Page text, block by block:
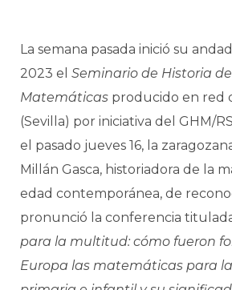
La semana pasada inició su
2023 el Seminario de Historia
Matemáticas producido en red
(Sevilla) por iniciativa del GHM/
el pasado jueves 16, la
Millán Gasca, historiadora de la
edad contemporánea, de
pronunció la conferencia
para la multitud: cómo fueron
Europa las matemáticas para